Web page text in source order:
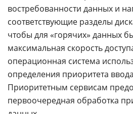
востребованности данных и
соответствующие разделы
чтобы для «горячих» данных
максимальная скорость
операционная система
определения приоритета
Приоритетным сервисам
первоочередная обработка